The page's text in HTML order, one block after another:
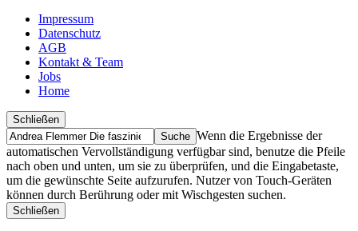
Impressum
Datenschutz
AGB
Kontakt & Team
Jobs
Home
Schließen
Suche
Finde
…
Wenn die Ergebnisse der
automatischen Vervollständigung verfügbar sind, benutze die Pfeile
nach oben und unten, um sie zu überprüfen, und die Eingabetaste,
um die gewünschte Seite aufzurufen. Nutzer von Touch-Geräten
können durch Berührung oder mit Wischgesten suchen.
Schließen